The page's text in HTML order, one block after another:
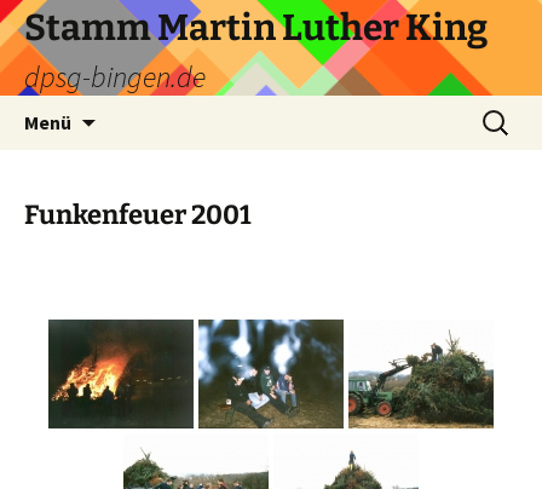
Zum
Inhalt
springen
Stamm Martin Luther King
dpsg-bingen.de
Menü
Suchen
nach:
Funkenfeuer 2001